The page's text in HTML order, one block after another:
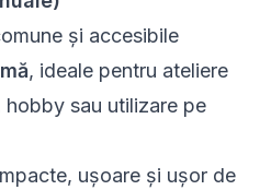
și accesibile
, ideale pentru ateliere
hobby sau utilizare pe
ușoare și ușor de